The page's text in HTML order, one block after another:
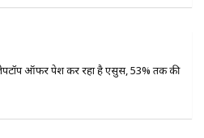
ऑफर पेश कर रहा है एसुस, 53% तक की